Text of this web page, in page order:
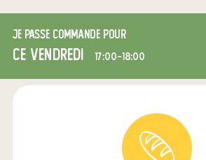
Je passe commande pour
ce vendredi 17:00-18:00